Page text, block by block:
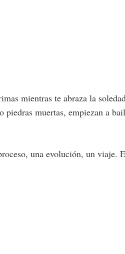
mientras te abraza la
piedras muertas, empiezan a
una evolución, un viaje.